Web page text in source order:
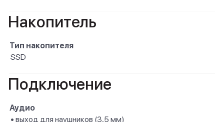
Накопитель
Тип накопителя
SSD
Подключение
Аудио
• выход для наушников (3,5 мм)